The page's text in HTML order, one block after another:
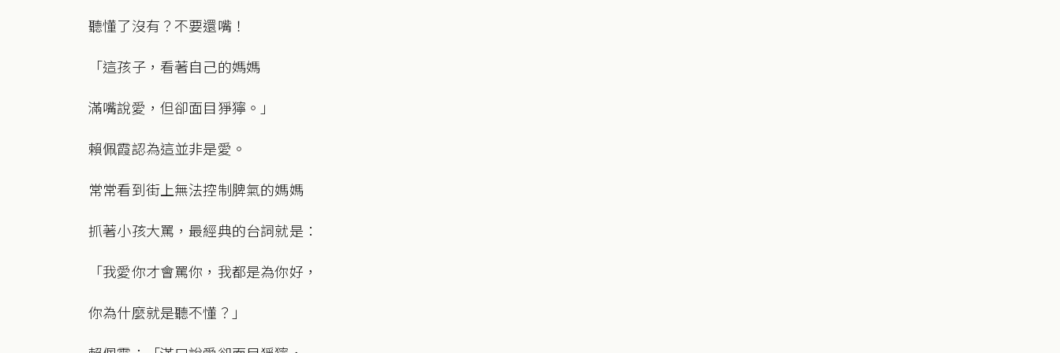
聽懂了沒有？不要還嘴！
「這孩子，看著自己的媽媽
滿嘴說愛，但卻面目猙獰。」
賴佩霞認為這並非是愛。
常常看到街上無法控制脾氣的媽媽
抓著小孩大罵，最經典的台詞就是：
「我愛你才會罵你，我都是為你好，
你為什麼就是聽不懂？」